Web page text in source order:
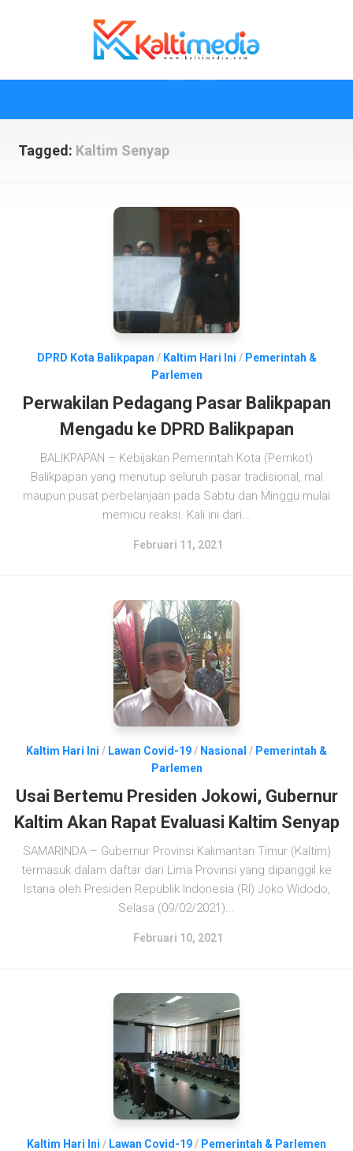
Tagged: Kaltim Senyap
DPRD Kota Balikpapan / Kaltim Hari Ini / Pemerintah &
Parlemen
Perwakilan Pedagang Pasar Balikpapan
Mengadu ke DPRD Balikpapan
BALIKPAPAN – Kebijakan Pemerintah Kota (Pemkot)
Balikpapan yang menutup seluruh pasar tradisional, mal
maupun pusat perbelanjaan pada Sabtu dan Minggu mulai
memicu reaksi. Kali ini dari...
Februari 11, 2021
Kaltim Hari Ini / Lawan Covid-19/ Nasional / Pemerintah &
Parlemen
Usai Bertemu Presiden Jokowi, Gubernur
Kaltim Akan Rapat Evaluasi Kaltim Senyap
SAMARINDA – Gubernur Provinsi Kalimantan Timur (Kaltim)
termasuk dalam daftar dari Lima Provinsi yang dipanggil ke
Istana oleh Presiden Republik Indonesia (RI) Joko Widodo,
Selasa (09/02/2021)...
Februari 10, 2021
Kaltim Hari Ini / Lawan Covid-19/ Pemerintah & Parlemen